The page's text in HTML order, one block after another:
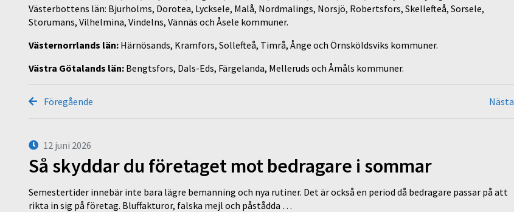
Västerbottens län: Bjurholms, Dorotea, Lycksele, Malå, Nordmalings, Norsjö, Robertsfors, Skellefteå, Sorsele,
Storumans, Vilhelmina, Vindelns, Vännäs och Åsele kommuner.
Västernorrlands län: Härnösands, Kramfors, Sollefteå, Timrå, Ånge och Örnsköldsviks kommuner.
Västra Götalands län: Bengtsfors, Dals-Eds, Färgelanda, Melleruds och Åmåls kommuner.
Föregående Nästa
12 juni 2026
Så skyddar du företaget mot bedragare i sommar
Semestertider innebär inte bara lägre bemanning och nya rutiner. Det är också en period då bedragare passar på att
rikta in sig på företag. Bluffakturor, falska mejl och påstådda …